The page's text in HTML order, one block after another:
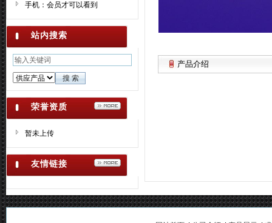
手机：会员才可以看到
站内搜索
荣誉资质
暂未上传
友情链接
产品介绍